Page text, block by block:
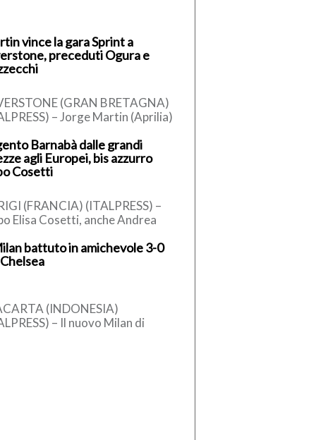
vince la gara Sprint a
preceduti Ogura e
(GRAN BRETAGNA)
– Jorge Martin (Aprilia)
Bretagna, dodicesimo
[…]
Barnabà dalle grandi
agli Europei, bis azzurro
Cosetti
(FRANCIA) (ITALPRESS) –
Elisa Cosetti, anche Andrea
nei tuffi dalle grandi
agli […]
battuto in amichevole 3-0
(INDONESIA)
– Il nuovo Milan di